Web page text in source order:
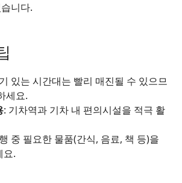
니다.
있는 시간대는 빨리 매진될 수 있으므
세요.
: 기차역과 기차 내 편의시설을 적극 활
중 필요한 물품(간식, 음료, 책 등)을
요.